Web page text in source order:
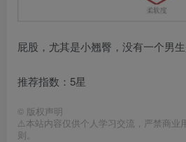
屁股，尤其是小翘臀，没有一个男生
推荐指数：5星
© 版权声明
⚠️本站内容仅供个人学习交流，严禁商业
则。